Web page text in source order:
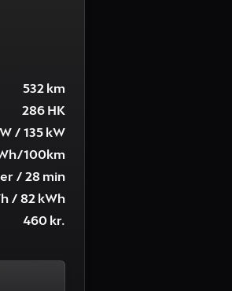
532 km
286 HK
/ 135 kW
100km
/ 28 min
/ 82 kWh
460 kr.